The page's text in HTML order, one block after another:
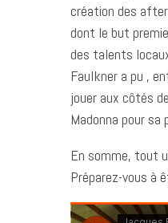
création des after
dont le but
des talents
Faulkner a pu ,
jouer aux côtés
Madonna pour sa
En somme, tout
Préparez-vous à